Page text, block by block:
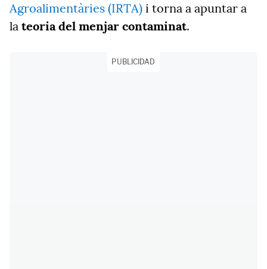
Agroalimentàries (IRTA) i torna a apuntar a
la teoria del menjar contaminat.
PUBLICIDAD